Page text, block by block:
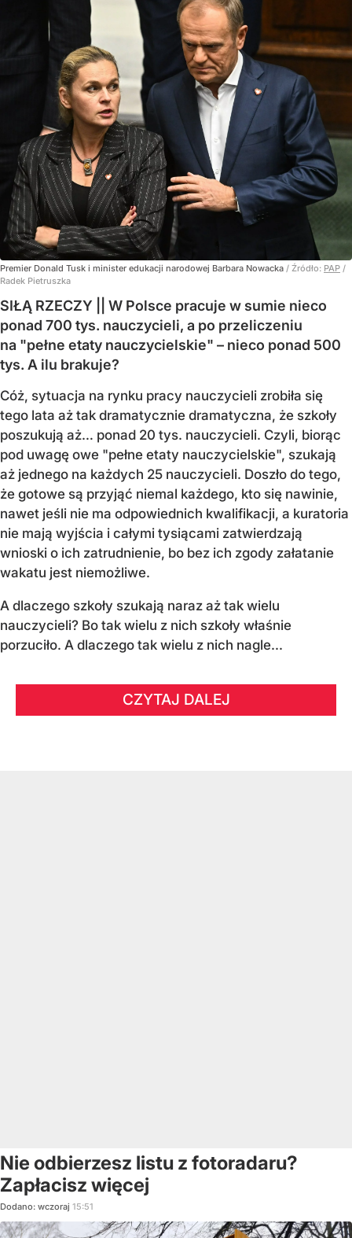
Premier Donald Tusk i minister edukacji narodowej Barbara Nowacka / Źródło: PAP /
Radek Pietruszka
SIŁĄ RZECZY || W Polsce pracuje w sumie nieco
ponad 700 tys. nauczycieli, a po przeliczeniu
na "pełne etaty nauczycielskie" – nieco ponad 500
tys. A ilu brakuje?
Cóż, sytuacja na rynku pracy nauczycieli zrobiła się
tego lata aż tak dramatycznie dramatyczna, że szkoły
poszukują aż… ponad 20 tys. nauczycieli. Czyli, biorąc
pod uwagę owe "pełne etaty nauczycielskie", szukają
aż jednego na każdych 25 nauczycieli. Doszło do tego,
że gotowe są przyjąć niemal każdego, kto się nawinie,
nawet jeśli nie ma odpowiednich kwalifikacji, a kuratoria
nie mają wyjścia i całymi tysiącami zatwierdzają
wnioski o ich zatrudnienie, bo bez ich zgody załatanie
wakatu jest niemożliwe.
A dlaczego szkoły szukają naraz aż tak wielu
nauczycieli? Bo tak wielu z nich szkoły właśnie
porzuciło. A dlaczego tak wielu z nich nagle...
CZYTAJ DALEJ
Nie odbierzesz listu z fotoradaru?
Zapłacisz więcej
Dodano: wczoraj 15:51